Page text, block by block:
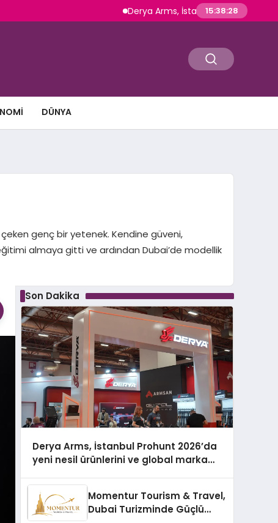
Derya Arms, İstanbul Prohunt 2026’da yeni
15:38:29
DÜNYA
çeken genç bir yetenek. Kendine güveni,
almaya gitti ve ardından Dubai’de modellik
Son Dakika
Derya Arms, İstanbul Prohunt 2026’da
yeni nesil ürünlerini ve global marka
Momentur Tourism & Travel,
Dubai Turizminde Güçlü